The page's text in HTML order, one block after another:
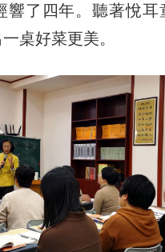
響了四年。聽著悅耳
桌好菜更美。